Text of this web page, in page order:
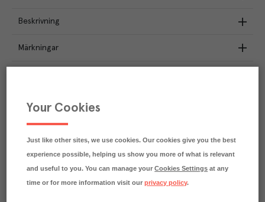
Beskrivning
Märkningar
Klimatavtryck
utsläppen av 4.5 kg koldioxid.
Läs mer om hur vi beräknar klimatavtryck
Your Cookies
Just like other sites, we use cookies. Our cookies give you the best
experience possible, helping us show you more of what is relevant
and useful to you. You can manage yourCookies Settings at any
time or for more information visit ourprivacy policy.